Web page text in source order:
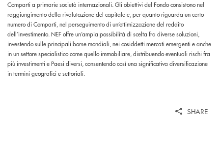
Comparti a primarie società internazionali. Gli obiettivi del Fondo consistono nel
raggiungimento della rivalutazione del capitale e, per quanto riguarda un certo
numero di Comparti, nel perseguimento di un’ottimizzazione del reddito
dell’investimento. NEF offre un’ampia possibilità di scelta fra diverse soluzioni,
investendo sulle principali borse mondiali, nei cosiddetti mercati emergenti e anche
in un settore specialistico come quello immobiliare, distribuendo eventuali rischi fra
più investimenti e Paesi diversi, consentendo così una significativa diversificazione
in termini geografici e settoriali.
SHARE